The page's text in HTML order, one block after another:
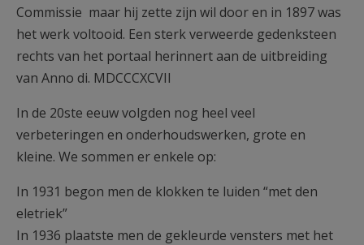
Commissie maar hij zette zijn wil door en in 1897 was
het werk voltooid. Een sterk verweerde gedenksteen
rechts van het portaal herinnert aan de uitbreiding
van Anno di. MDCCCXCVII
In de 20ste eeuw volgden nog heel veel
verbeteringen en onderhoudswerken, grote en
kleine. We sommen er enkele op:
In 1931 begon men de klokken te luiden “met den
eletriek”
In 1936 plaatste men de gekleurde vensters met het